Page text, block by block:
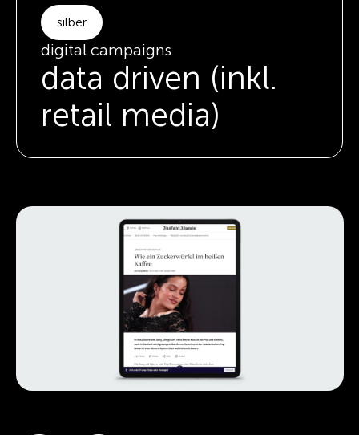
silber
digital campaigns
data driven (inkl.
retail media)